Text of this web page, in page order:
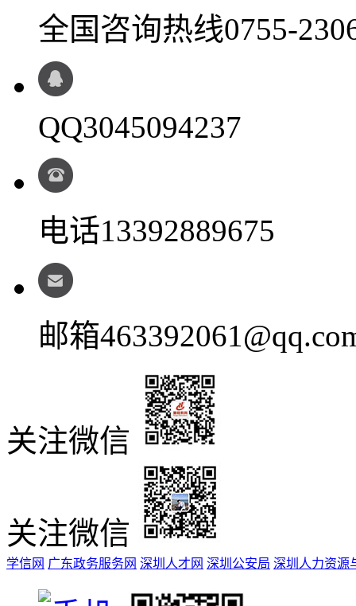
全国咨询热线0755-
QQ3045094237
电话13392889675
邮箱
关注微信
关注微信
学信网 广东政务服务网 深圳人才网 深圳公安局 深圳人力资源